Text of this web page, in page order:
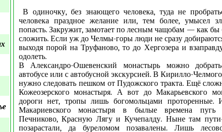
В одиночку, без знающего человека, туда не
человека праздное желание или, тем более, умысел
попасть. Закружит, замотает по лесным чащобам — как бы
сложить. Если уж до Челмы-горы люди не сразу
выходя порой на Труфаново, то до Хергозера и
одолеть.
В Александро-Ошевенский монастырь можно
автобусе или с автобусной экскурсией. В Кирилло-
нужно следовать пешком от Пудожского тракта. Ещё
Кожеозерского монастыря. А вот до Макарьевского
дороги нет, тропы лишь богомольцами проторенные.
Макариевского монастыря в былые времена пугь
Печниково, Красную Лягу и Кучепалду. Ныне там
позарастали, да буреломом позавалены. Лишь